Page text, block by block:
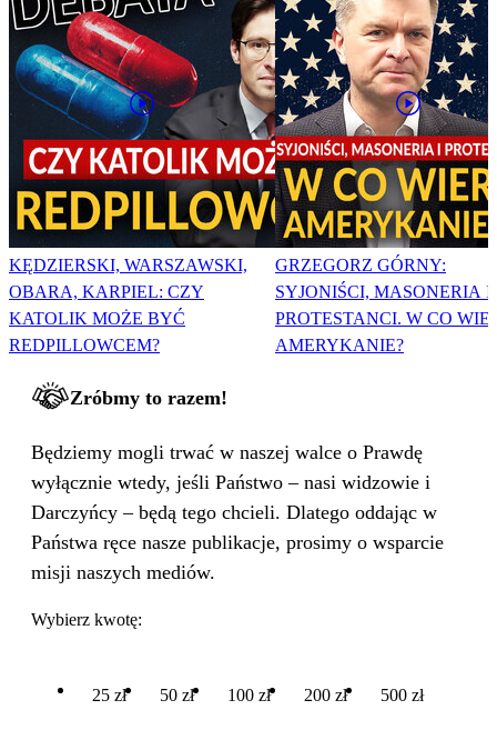
KĘDZIERSKI, WARSZAWSKI,
OBARA, KARPIEL: CZY
KATOLIK MOŻE BYĆ
REDPILLOWCEM?
GRZEGORZ GÓRNY:
SYJONIŚCI, MASONERIA I
PROTESTANCI. W CO
AMERYKANIE?
Zróbmy to razem!
Będziemy mogli trwać w naszej walce o Prawdę
wyłącznie wtedy, jeśli Państwo – nasi widzowie i
Darczyńcy – będą tego chcieli. Dlatego oddając w
Państwa ręce nasze publikacje, prosimy o wsparcie
misji naszych mediów.
Wybierz kwotę:
25 zł 50 zł 100 zł 200 zł 500 zł